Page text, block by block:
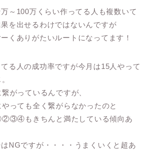
～100万くらい作ってる人も複数いて
を出せるわけではないんですが
くありがたいルートになってます！
てる人の成功率ですが今月は15人やって
がっているんですが、
っても全く繋がらなかったのと
もきちんと満たしている傾向あ
NGですが・・・・うまくいくと超あ